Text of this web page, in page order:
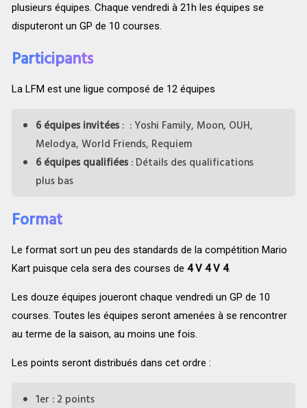
plusieurs équipes. Chaque vendredi à 21h les équipes se
disputeront un GP de 10 courses.
Participants
La LFM est une ligue composé de 12 équipes
6 équipes invitées: ‌:‌ ‌Yoshi‌ ‌Family,‌ ‌Moon,‌ ‌OUH,‌
‌Melodya,‌ ‌World‌ ‌Friends,‌ ‌Requiem‌
6 équipes qualifiées: Détails des qualifications
plus bas
Format
Le format sort ‌un‌ ‌peu‌ ‌des‌ ‌standards‌ ‌de‌ ‌la‌ ‌compétition‌ ‌Mario‌
‌Kart puisque cela sera des courses de 4 V 4 V 4.
Les‌ ‌douze‌ ‌équipes‌ ‌joueront‌ ‌chaque‌ ‌vendredi‌ ‌un‌ ‌GP‌ ‌de‌ ‌10‌
‌courses.‌ ‌Toutes‌ ‌les‌ ‌équipes‌ ‌seront‌ ‌amenées‌ ‌à‌ ‌se‌ ‌rencontrer‌
‌au‌ ‌terme‌ ‌de‌ ‌la‌ ‌saison,‌ ‌au‌ ‌moins‌ ‌une‌ fois.
Les‌ ‌points‌ ‌seront‌ ‌distribués‌ ‌dans‌ ‌cet‌ ‌ordre‌ ‌:‌
1er : 2 points